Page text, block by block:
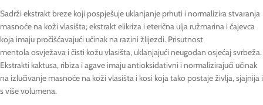
Sadrži ekstrakt breze koji pospješuje uklanjanje prhuti i normalizira stvaranja
masnoće na koži vlasišta; ekstrakt elikriza i eterična ulja ružmarina i čajevca
koja imaju pročišćavajući učinak na razini žlijezdi. Prisutnost
mentola osvježava i čisti kožu vlasišta, uklanjajući neugodan osjećaj svrbeža.
Ekstrakti kaktusa, ribiza i agave imaju antioksidativni i normalizirajući učinak
na izlučivanje masnoće na koži vlasišta i kosi koja tako postaje življa, sjajnija i
s više volumena.